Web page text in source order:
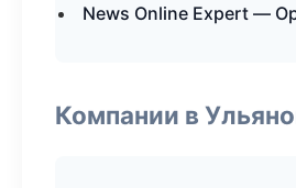
News Online Expert —
Компании в